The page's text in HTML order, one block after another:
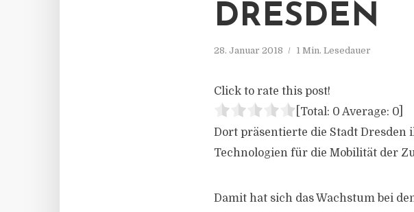
DRESDEN
28. Januar 2018 1 Min. Lesedauer
Click to rate this post!
[Total: 0 Average: 0
Dort präsentierte die Stadt
Technologien für die Mobilität der
Damit hat sich das Wachstum bei